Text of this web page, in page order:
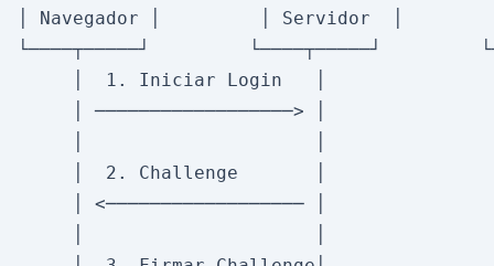
│ Navegador │         │ Servidor  │
└────┬─────┘         └────┬─────┘
│  1. Iniciar Login   │
│ ──────────────────> │
│  2. Challenge       │
│ <────────────────── │